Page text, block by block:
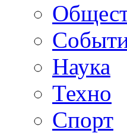
Наука
Техно
Спорт